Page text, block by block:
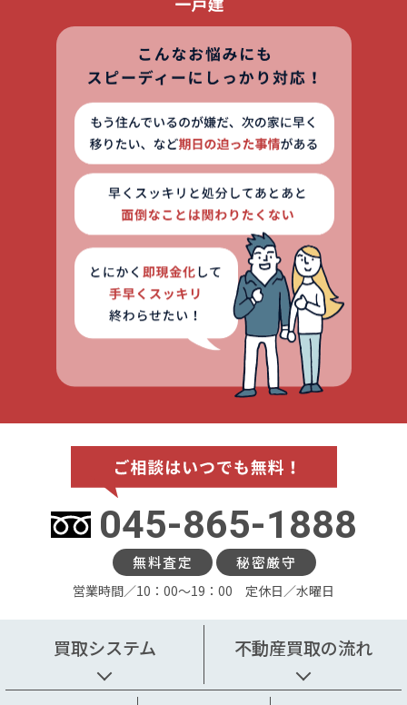
045-865-1888
無料査定 秘密厳守
営業時間／10：00〜19：00 定休日／水曜日
買取システム 不動産買取の流れ